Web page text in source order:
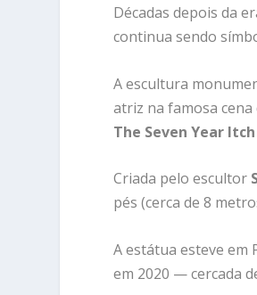
Décadas depois da
continua sendo
A escultura
atriz na famosa
The Seven Year Itch
Criada pelo escultor
pés (cerca de 8
A estátua esteve em
em 2020 — cercada